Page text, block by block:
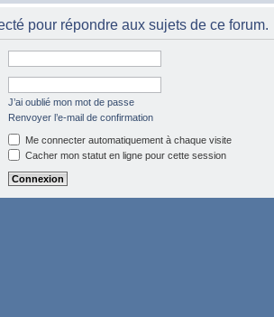
pour répondre aux sujets de ce forum.
J’ai oublié mon mot de passe
Renvoyer l’e-mail de confirmation
Me connecter automatiquement à chaque visite
Cacher mon statut en ligne pour cette session